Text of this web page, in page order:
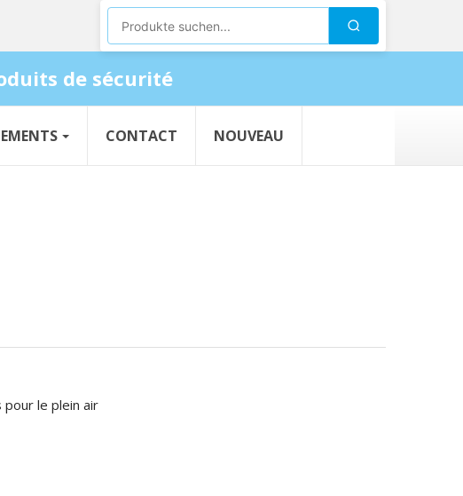
Produkte suchen Suchen
de sécurité
CONTACT NOUVEAU
le plein air